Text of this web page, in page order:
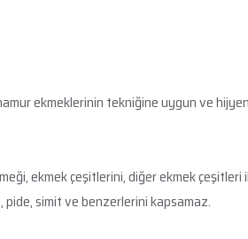
ekmeklerinin tekniğine uygun ve
ekmek çeşitlerini, diğer ekmek
simit ve benzerlerini kapsamaz.